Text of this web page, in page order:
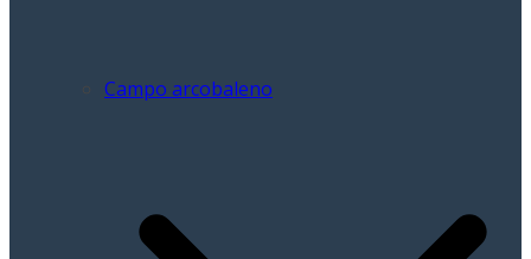
Campo arcobaleno